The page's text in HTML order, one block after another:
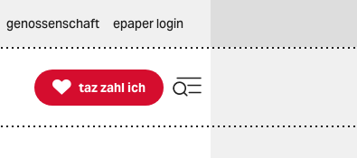
genossenschaft epaper login

taz zahl ich
taz zahl ich